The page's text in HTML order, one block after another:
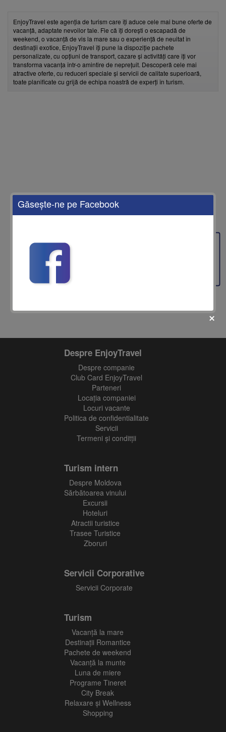
EnjoyTravel este agenția de turism care îți aduce cele mai bune oferte de
vacanță, adaptate nevoilor tale. Fie că îți dorești o escapadă de
weekend, o vacanță de vis la mare sau o experiență de neuitat în
destinații exotice, EnjoyTravel îți pune la dispoziție pachete
personalizate, cu opțiuni de transport, cazare și activități care îți vor
transforma vacanța într-o amintire de neprețuit. Descoperă cele mai
atractive oferte, cu reduceri speciale și servicii de calitate superioară,
toate planificate cu grijă de echipa noastră de experți în turism.
Despre EnjoyTravel
Despre companie
Club Card EnjoyTravel
Parteneri
Locaţia companiei
Locuri vacante
Politica de confidentialitate
Servicii
Termeni și conditții
Turism intern
Despre Moldova
Sărbătoarea vinului
Excursii
Hoteluri
Atractii turistice
Trasee Turistice
Zboruri
Servicii Corporative
Servicii Corporate
Turism
Vacanţă la mare
Destinații Romantice
Pachete de weekend
Vacanță la munte
Luna de miere
Programe Tineret
City Break
Relaxare și Wellness
Shopping
Găseşte-ne pe Facebook
fii prietenul nostru pe facebook
Află primul cele mai noi oferte